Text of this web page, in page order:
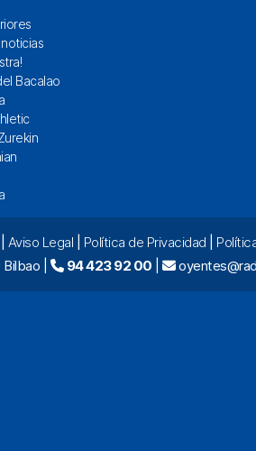
Bacalao
Aviso Legal Política de Privacidad
|
94 423 92 00 |